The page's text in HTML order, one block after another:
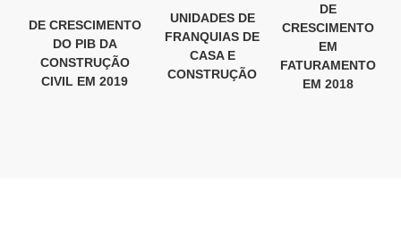
DE CRESCIMENTO
DO PIB DA
CONSTRUÇÃO
CIVIL EM 2019
UNIDADES DE
FRANQUIAS DE
CASA E
CONSTRUÇÃO
DE
CRESCIMENTO
EM
FATURAMENTO
EM 2018